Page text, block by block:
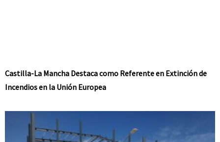
Castilla-La Mancha Destaca como Referente en Extinción de
Incendios en la Unión Europea